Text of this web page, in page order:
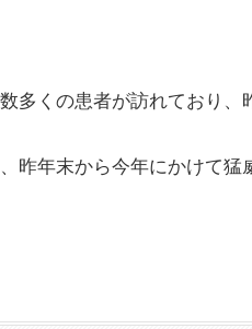
多くの患者が訪れており
昨年末から今年にかけて猛